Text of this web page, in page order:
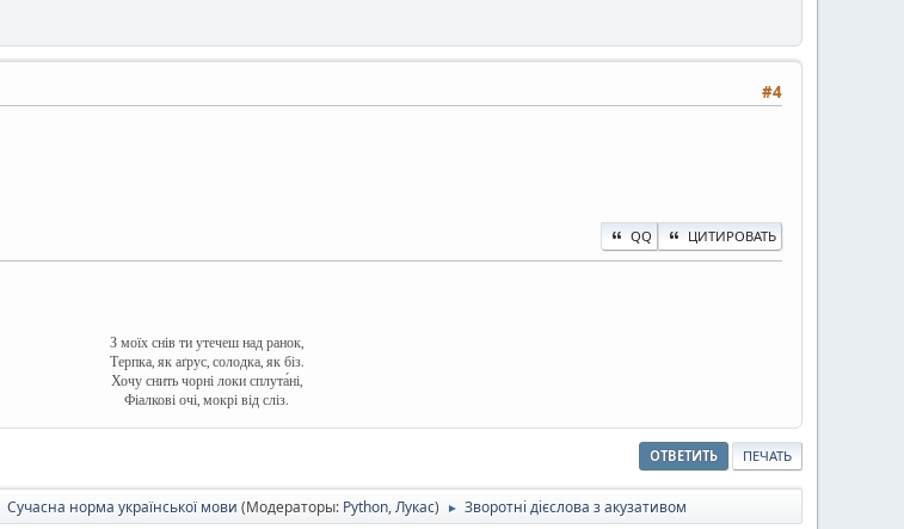
#4
QQ ЦИТИРОВАТЬ
З моїх снів ти утечеш над ранок,
Терпка, як аґрус, солодка, як біз.
Хочу снить чорні локи сплута́ні,
Фіалкові очі, мокрі від сліз.
ОТВЕТИТЬ ПЕЧАТЬ
Сучасна норма української мови (Модераторы: Python,Лукас) ► Зворотні дієслова з акузативом